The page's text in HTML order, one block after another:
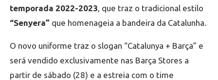
temporada 2022-2023 , que traz o tradicional estilo
“Senyera” que homenageia a bandeira da Catalunha.
O novo uniforme traz o slogan “Catalunya + Barça” e
será vendido exclusivamente nas Barça Stores a
partir de sábado (28) e a estreia com o time